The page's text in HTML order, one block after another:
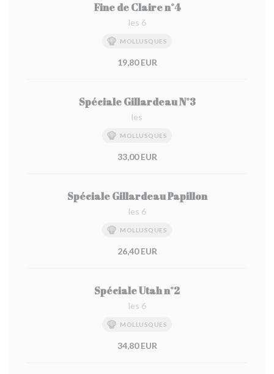
Fine de Claire n°4
les 6
MOLLUSQUES
19,80 EUR
Spéciale Gillardeau N°3
les
MOLLUSQUES
33,00 EUR
Spéciale Gillardeau Papillon
les 6
MOLLUSQUES
26,40 EUR
Spéciale Utah n°2
les 6
MOLLUSQUES
34,80 EUR